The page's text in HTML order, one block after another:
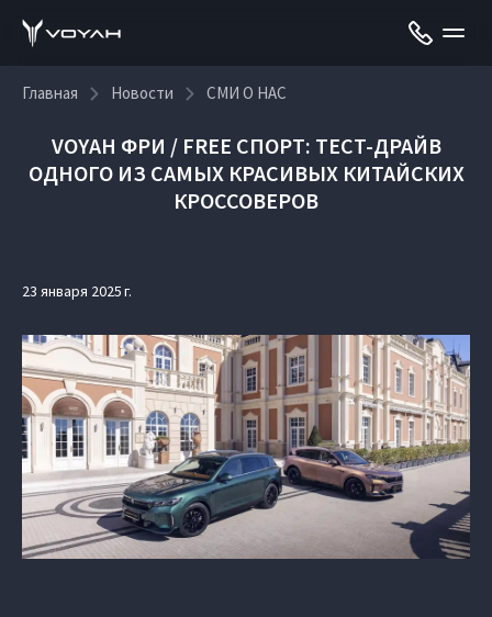
Главная Новости СМИ О НАС
VOYAH ФРИ / FREE СПОРТ: ТЕСТ-ДРАЙВ
ОДНОГО ИЗ САМЫХ КРАСИВЫХ КИТАЙСКИХ
КРОССОВЕРОВ
23 января 2025 г.